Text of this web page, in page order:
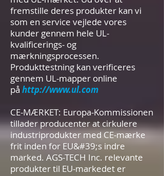
fremstille deres produkter kan vi
som en service vejlede vores
kunder gennem hele UL-
kvalificerings- og
mærkningsprocessen.
Produkttestning kan verificeres
gennem UL-mapper online
på http://www.ul.com
CE-MÆRKET: Europa-Kommissionen
tillader producenter at cirkulere
industriprodukter med CE-mærke
frit inden for EU&#39;s indre
marked. AGS-TECH Inc. relevante
produkter til EU-markedet er